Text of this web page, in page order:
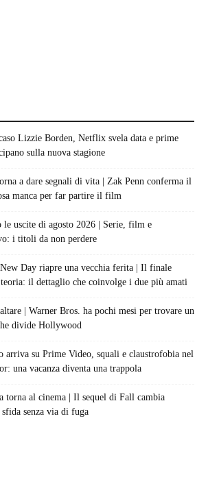
Lizzie Borden, Netflix svela data e prime
sulla nuova stagione
a dare segnali di vita | Zak Penn conferma il
manca per far partire il film
le uscite di agosto 2026 | Serie, film e
i titoli da non perdere
Day riapre una vecchia ferita | Il finale
il dettaglio che coinvolge i due più amati
| Warner Bros. ha pochi mesi per trovare un
divide Hollywood
arriva su Prime Video, squali e claustrofobia nel
una vacanza diventa una trappola
torna al cinema | Il sequel di Fall cambia
senza via di fuga